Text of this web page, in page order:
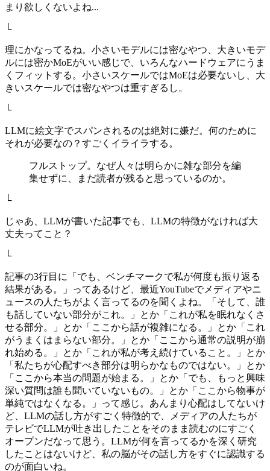
まり欲しくないよね...
└
理にかなってるね。小さいモデルには密なやつ、大きいモデ
ルには密かMoEがいい感じで、いろんなハードウェアにうま
くフィットする。小さいスケールではMoEは必要ないし、大
きいスケールでは密なやつは重すぎるし。
└
LLMに絵文字でスパンされるのは絶対に嫌だ。何のために
それが必要なの？すごくイライラする。
フルストップ。なぜ人々は明らかに雑な部分を編
集せずに、まだ読者が残ると思っているのか。
└
じゃあ、LLMが書いた記事でも、LLMの特徴がなければ大
丈夫ってこと？
└
記事の3行目に「でも、ベンチマークで私が何度も振り返る
結果がある。」ってあるけど、最近YouTubeでメディアやニ
ュースの人たちがよく言ってるのを聞くよね。「そして、誰
も話していない部分がこれ。」とか「これが私を眠れなくさ
せる部分。」とか「ここから話が複雑になる。」とか「これ
がうまくはまらない部分。」とか「ここから通常の説明が崩
れ始める。」とか「これが私が考え続けていること。」とか
「私たちが心配すべき部分は明らかなものではない。」とか
「ここから本当の問題が始まる。」とか「でも、もっと興味
深い質問は誰も聞いていないもの。」とか「ここから物事が
単純ではなくなる。」って感じ。あんまり心配はしてないけ
ど、LLMの話し方がすごく特徴的で、メディアの人たちが
テレビでLLMが吐き出したことをそのまま読むのにすごく
オープンだなって思う。LLMが何を言ってるかを深く研究
したことはないけど、私の脳がその話し方をすぐに認識する
のが面白いね。